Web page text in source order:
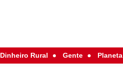
Dinheiro Rural Gente Planeta